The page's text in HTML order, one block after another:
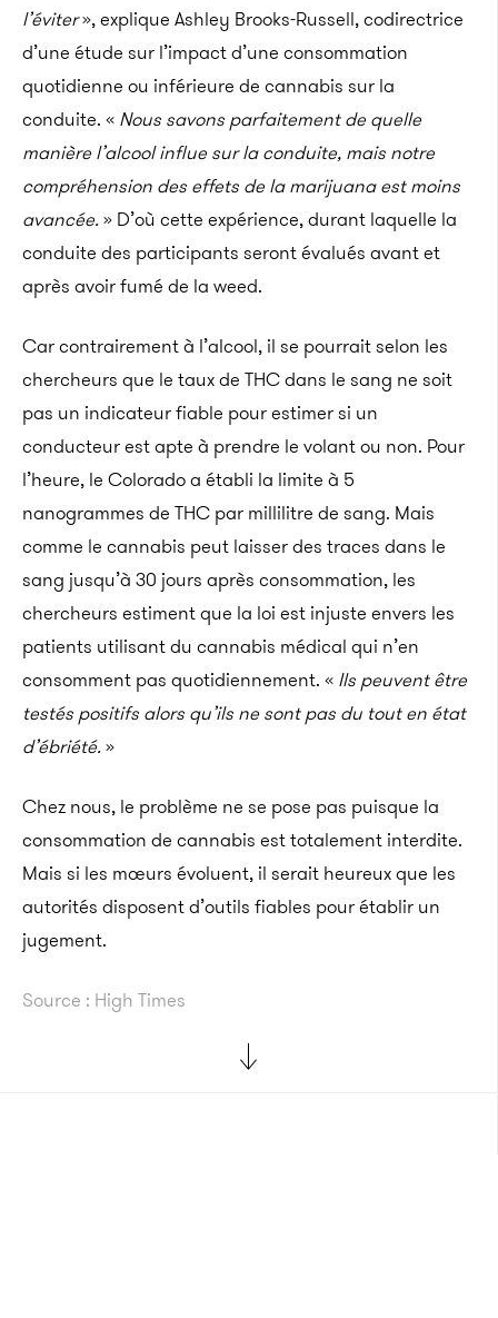
l’éviter», explique Ashley Brooks-Russell, codirectrice
d’une étude sur l’impact d’une consommation
quotidienne ou inférieure de cannabis sur la
conduite. « Nous savons parfaitement de quelle
manière l’alcool influe sur la conduite, mais notre
compréhension des effets de la marijuana est moins
avancée.» D’où cette expérience, durant laquelle la
conduite des participants seront évalués avant et
après avoir fumé de la weed.
Car contrairement à l’alcool, il se pourrait selon les
chercheurs que le taux de THC dans le sang ne soit
pas un indicateur fiable pour estimer si un
conducteur est apte à prendre le volant ou non. Pour
l’heure, le Colorado a établi la limite à 5
nanogrammes de THC par millilitre de sang. Mais
comme le cannabis peut laisser des traces dans le
sang jusqu’à 30 jours après consommation, les
chercheurs estiment que la loi est injuste envers les
patients utilisant du cannabis médical qui n’en
consomment pas quotidiennement. « Ils peuvent être
testés positifs alors qu’ils ne sont pas du tout en état
d’ébriété.»
Chez nous, le problème ne se pose pas puisque la
consommation de cannabis est totalement interdite.
Mais si les mœurs évoluent, il serait heureux que les
autorités disposent d’outils fiables pour établir un
jugement.
Source : High Times